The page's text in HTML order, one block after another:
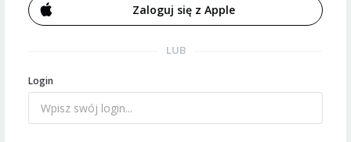
Zaloguj się z Apple
LUB
Login